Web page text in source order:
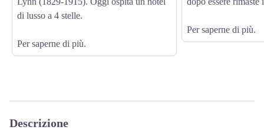
di lusso a 4 stelle.
Per saperne di più.
Per saperne di più.
Descrizione